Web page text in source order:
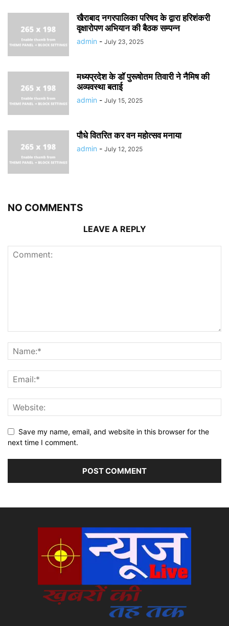
खैराबाद नगरपालिका परिषद के द्वारा हरिशंकरी
वृक्षारोपण अभियान की बैठक सम्पन्न
admin - July 23, 2025
मध्यप्रदेश के डॉ पुरूषोतम तिवारी ने नैमिष की
अव्यवस्था बताई
admin - July 15, 2025
पौधे वितरित कर वन महोत्सव मनाया
admin - July 12, 2025
NO COMMENTS
LEAVE A REPLY
Save my name, email, and website in this browser for the
next time I comment.